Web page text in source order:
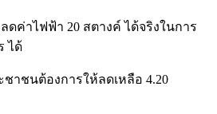
ดค่าไฟฟ้า 20 สตางค์ ได้จริงในการ
ได้
าชนต้องการให้ลดเหลือ 4.20